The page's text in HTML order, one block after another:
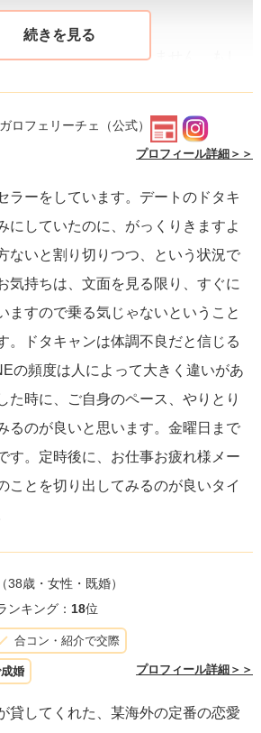
くないからか？**
ドタキャンは避けられません。もし
、その後の前向きなLINEのやり取り
。彼女の体調が回復した際には改め
について**
るのではなく、あなたから少し気軽
みてはどうでしょうか。例えば、
な？無理せずゆっくり休んでね」と
うメッセージです。これにより、彼
かもしれませんし、あなたが彼女を
ります。
アプローチは優しさを基に
。
つかず今回はデートが実現しなかっ
いやる気持ちを持ち続けることが大
可能性が高いでしょう。
関係を築くことを意識してくださ
ロフェリーチェ （公式）
プロフィール詳細＞＞
ラーをしています。デートのドタキ
にしていたのに、がっくりきますよ
ないと割り切りつつ、という状況で
気持ちは、文面を見る限り、すぐに
ますので乗る気じゃないということ
。ドタキャンは体調不良だと信じる
の頻度は人によって大きく違いがあ
た時に、ご自身のペース、やりとり
るのが良いと思います。金曜日まで
す。定時後に、お仕事お疲れ様メー
ことを切り出してみるのが良いタイ
（38歳・女性・既婚）
ンキング： 18位
合コン・紹介で交際
婚 プロフィール詳細＞＞
貸してくれた、某海外の定番の恋愛